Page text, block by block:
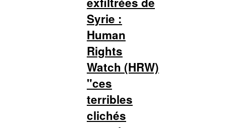
Syrie :
Human
Rights
Watch (HRW)
"ces
terribles
clichés